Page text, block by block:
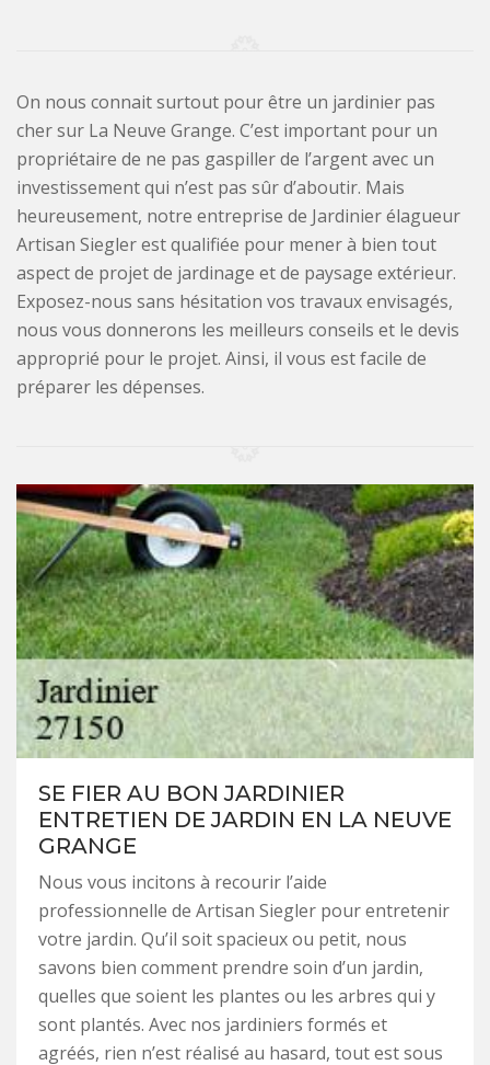
On nous connait surtout pour être un jardinier pas
cher sur La Neuve Grange. C’est important pour un
propriétaire de ne pas gaspiller de l’argent avec un
investissement qui n’est pas sûr d’aboutir. Mais
heureusement, notre entreprise de Jardinier élagueur
Artisan Siegler est qualifiée pour mener à bien tout
aspect de projet de jardinage et de paysage extérieur.
Exposez-nous sans hésitation vos travaux envisagés,
nous vous donnerons les meilleurs conseils et le devis
approprié pour le projet. Ainsi, il vous est facile de
préparer les dépenses.
SE FIER AU BON JARDINIER
ENTRETIEN DE JARDIN EN LA NEUVE
GRANGE
Nous vous incitons à recourir l’aide
professionnelle de Artisan Siegler pour entretenir
votre jardin. Qu’il soit spacieux ou petit, nous
savons bien comment prendre soin d’un jardin,
quelles que soient les plantes ou les arbres qui y
sont plantés. Avec nos jardiniers formés et
agréés, rien n’est réalisé au hasard, tout est sous